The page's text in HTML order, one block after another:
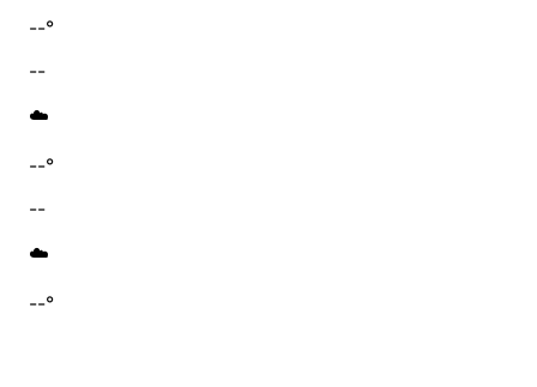
--°
--
☁️
--°
--
☁️
--°